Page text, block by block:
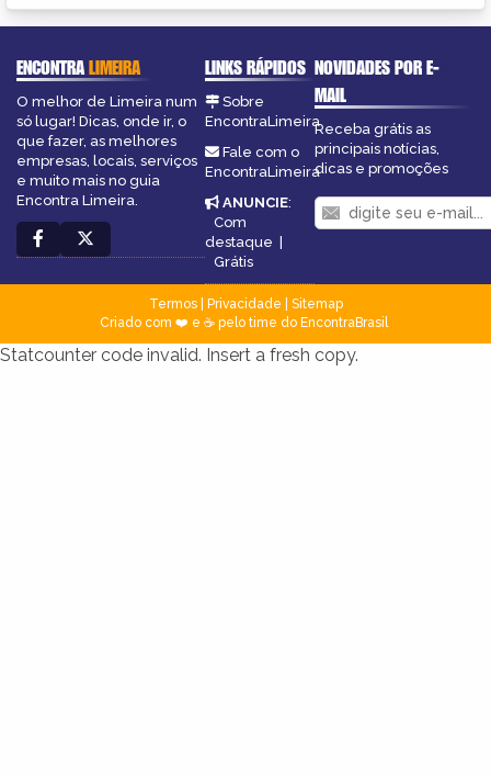
ENCONTRALIMEIRA
O melhor de Limeira num
só lugar! Dicas, onde ir, o
que fazer, as melhores
empresas, locais, serviços
e muito mais no guia
Encontra Limeira.
LINKS RÁPIDOS
Sobre
EncontraLimeira
Fale com o
EncontraLimeira
ANUNCIE:
Com
destaque |
Grátis
NOVIDADES POR E-
MAIL
Receba grátis as
principais notícias,
dicas e promoções
Termos| Privacidade
Sitemap
Criado com ❤️ e ☕ pelo time do EncontraBrasil
Statcounter code invalid. Insert a fresh copy.